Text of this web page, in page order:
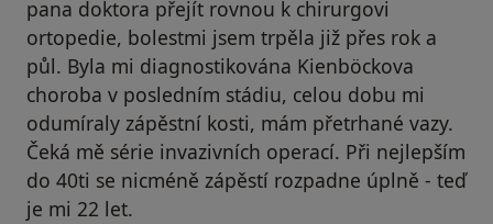
pana doktora přejít rovnou k chirurgovi
ortopedie, bolestmi jsem trpěla již přes rok a
půl. Byla mi diagnostikována Kienböckova
choroba v posledním stádiu, celou dobu mi
odumíraly zápěstní kosti, mám přetrhané vazy.
Čeká mě série invazivních operací. Při nejlepším
do 40ti se nicméně zápěstí rozpadne úplně - teď
je mi 22 let.